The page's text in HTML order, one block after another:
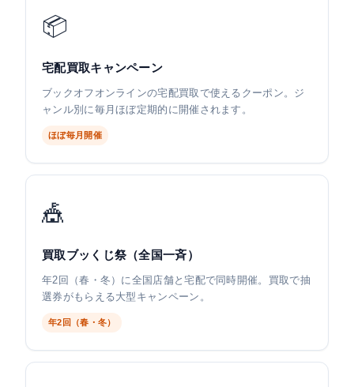
📦
宅配買取キャンペーン
ブックオフオンラインの宅配買取で使えるクーポン。ジ
ャンル別に毎月ほぼ定期的に開催されます。
ほぼ毎月開催
🎪
買取ブッくじ祭（全国一斉）
年2回（春・冬）に全国店舗と宅配で同時開催。買取で抽
選券がもらえる大型キャンペーン。
年2回（春・冬）